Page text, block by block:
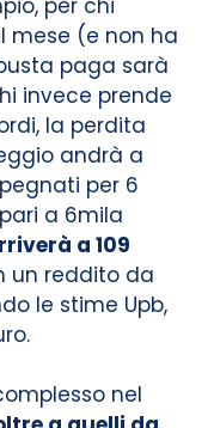
mese (e non ha
paga sarà
invece prende
la perdita
andrà a
per 6
a 6mila
a 109
un reddito da
le stime Upb,
nel